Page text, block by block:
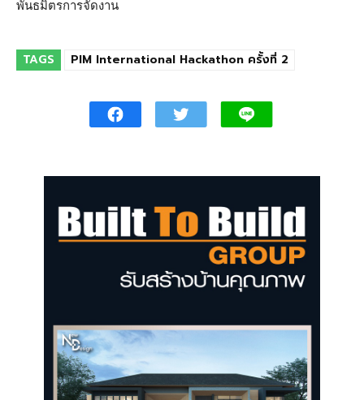
พันธมิตรการจัดงาน
TAGS PIM International Hackathon ครั้งที่ 2